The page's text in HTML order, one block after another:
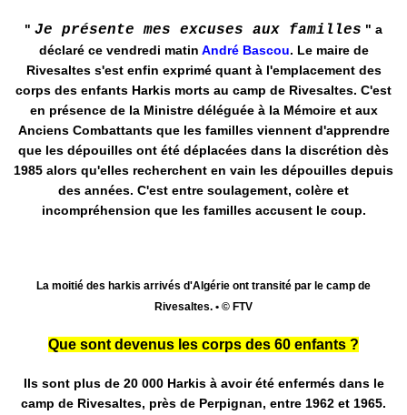
" Je présente mes excuses aux familles " a
déclaré ce vendredi matin André Bascou. Le maire de
Rivesaltes s'est enfin exprimé quant à l'emplacement des
corps des enfants Harkis morts au camp de Rivesaltes. C'est
en présence de la Ministre déléguée à la Mémoire et aux
Anciens Combattants que les familles viennent d'apprendre
que les dépouilles ont été déplacées dans la discrétion dès
1985 alors qu'elles recherchent en vain les dépouilles depuis
des années. C'est entre soulagement, colère et
incompréhension que les familles accusent le coup.
La moitié des harkis arrivés d'Algérie ont transité par le camp de
Rivesaltes. • © FTV
Que sont devenus les corps des 60 enfants ?
Ils sont plus de 20 000 Harkis à avoir été enfermés dans le
camp de Rivesaltes, près de Perpignan, entre 1962 et 1965.